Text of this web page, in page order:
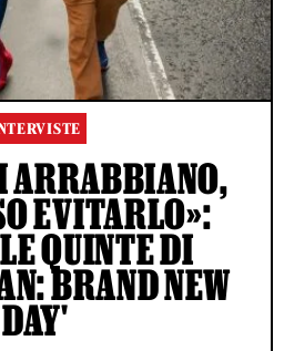
ARRABBIANO,
EVITARLO»:
QUINTE DI
BRAND NEW
DAY'